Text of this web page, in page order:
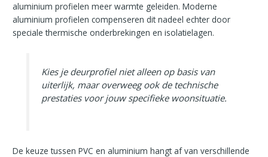
aluminium profielen meer warmte geleiden. Moderne
aluminium profielen compenseren dit nadeel echter door
speciale thermische onderbrekingen en isolatielagen.
Kies je deurprofiel niet alleen op basis van
uiterlijk, maar overweeg ook de technische
prestaties voor jouw specifieke woonsituatie.
De keuze tussen PVC en aluminium hangt af van verschillende